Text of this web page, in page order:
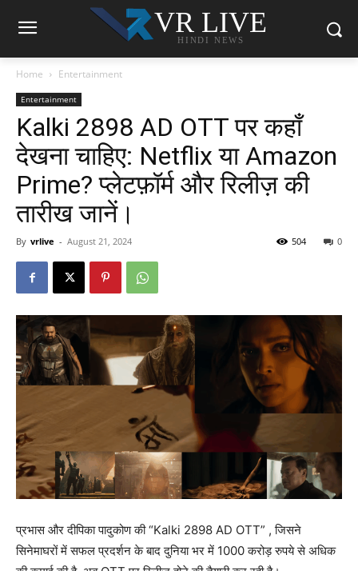
VR LIVE
HINDI NEWS
Home Entertainment
Entertainment
Kalki 2898 AD OTT पर कहाँ
देखना चाहिए: Netflix या Amazon
Prime? प्लेटफ़ॉर्म और रिलीज़ की
तारीख जानें।
By vrlive - August 21, 2024 0
504
प्रभास और दीपिका पादुकोण की “Kalki 2898 AD OTT” , जिसने
सिनेमाघरों में सफल प्रदर्शन के बाद दुनिया भर में 1000 करोड़ रुपये से अधिक